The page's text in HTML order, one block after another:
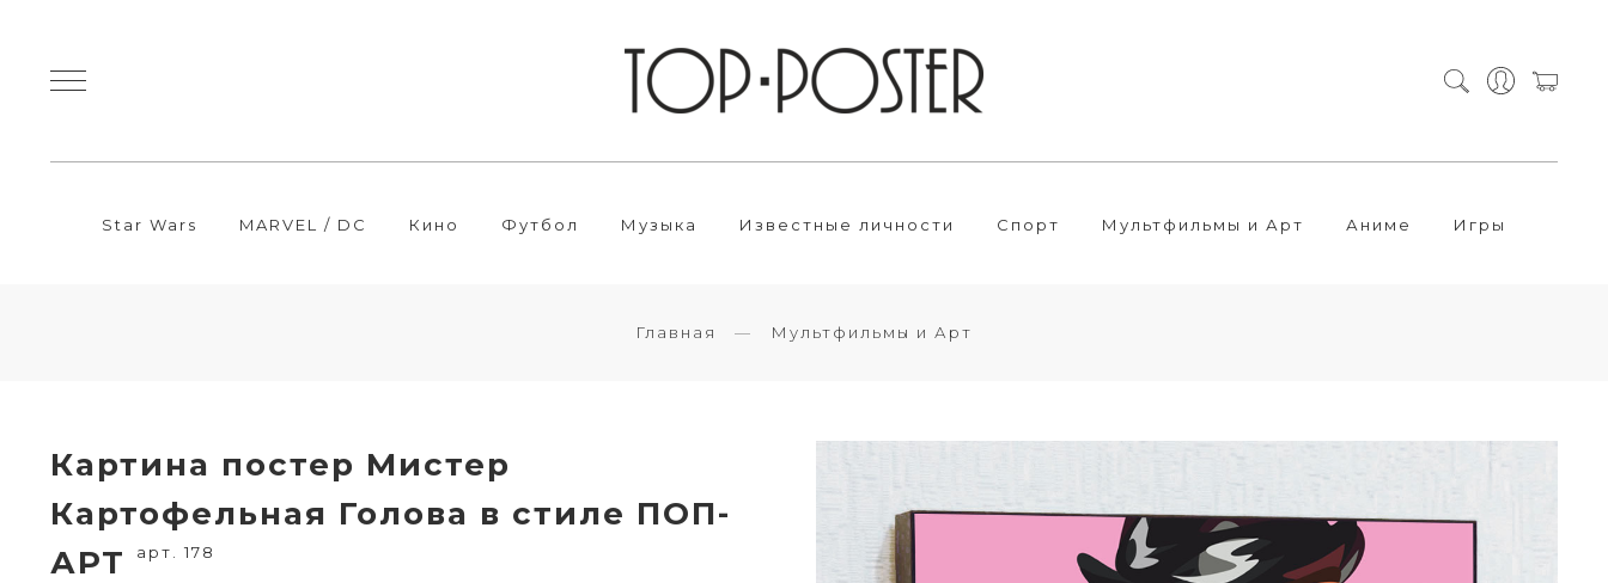
Star Wars MARVEL / DC Кино Футбол Музыка Известные личности Спорт Мультфильмы и Арт Аниме Игры
Главная Мультфильмы и Арт
Картина постер Мистер
Картофельная Голова в стиле ПОП-
АРТ
арт. 178